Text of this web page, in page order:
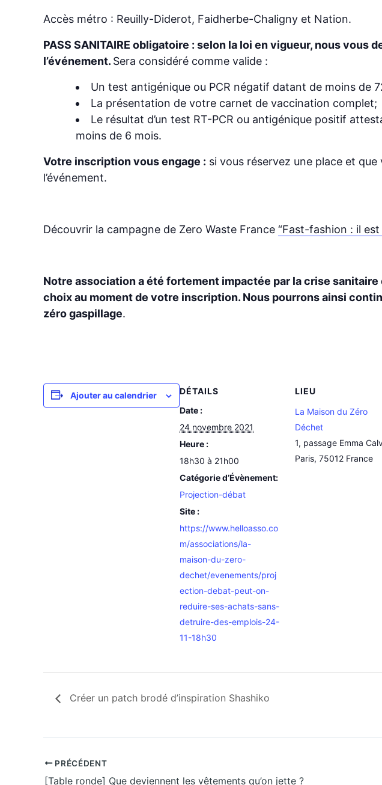
Accès métro : Reuilly-Diderot, Faidherbe-Chaligny et Nation.
PASS SANITAIRE obligatoire : selon la loi en vigueur, nous vous
l’événement. Sera considéré comme valide :
Un test antigénique ou PCR négatif datant de moins de
La présentation de votre carnet de vaccination complet;
Le résultat d’un test RT-PCR ou antigénique positif
moins de 6 mois.
Votre inscription vous engage : si vous réservez une place et
l’événement.
Découvrir la campagne de Zero Waste France “Fast-fashion : il
Notre association a été fortement impactée par la crise
choix au moment de votre inscription. Nous pourrons ainsi
zéro gaspillage.
Ajouter au calendrier
DÉTAILS
Date :
24 novembre 2021
Heure :
18h30 à 21h00
Catégorie d’Évènement:
Projection-débat
Site :
https://www.helloasso.co
m/associations/la-
maison-du-zero-
dechet/evenements/proj
ection-debat-peut-on-
reduire-ses-achats-sans-
detruire-des-emplois-24-
11-18h30
LIEU
La Maison du Zéro
Déchet
1, passage Emma
Paris, 75012 France
Créer un patch brodé d’inspiration Shashiko
PRÉCÉDENT
[Table ronde] Que deviennent les vêtements qu’on jette ?